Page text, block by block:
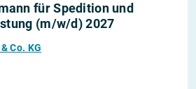
für Spedition und
(m/w/d) 2027
Co. KG